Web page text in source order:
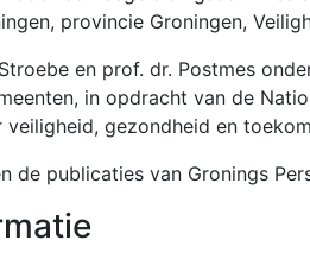
provincie Groningen,
en prof. dr. Postmes
in opdracht van de
gezondheid en
de publicaties van Gronings